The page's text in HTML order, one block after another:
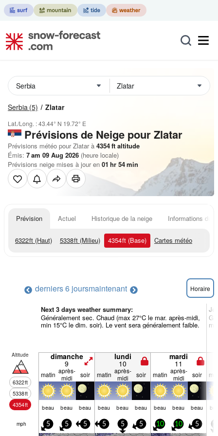
Serbia (5) Zlatar
Lat./Long. :43.44° N 19.72° E
Prévisions de Neige pour Zlatar
Prévisions météo pour Zlatar à 4354ft altitude
Émis: 7 am 09 Aug 2026 (heure locale)
Prévisions neige mises à jour en 01 hr 54min
Prévision Actuel Historique de la neige Informations du
6322ft (Haut) 5338ft (Milieu) 4354ft (Base) Cartes météo
derniers 6 joursmaintenant Horaire
Next 3 days weather summary:
Généralement sec. Chaud (max 27°C le mar. après-midi,
min 15°C le dim. soir). Le vent sera généralement faible.
Altitude
6322ft
5338ft
4354ft
dimanche
9
lundi
10
mardi
11
matin après-
midi
soir matin après-
midi
soir matin après-
midi
soir
beau beau beau beau beau beau beau beau beau
mph 5 5 5 5 5 5 10 10 5